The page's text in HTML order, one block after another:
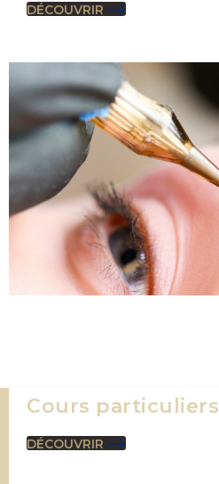
DÉCOUVRIR
Cours particuliers
DÉCOUVRIR